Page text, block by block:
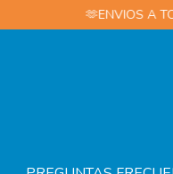
🫶ENVIOS A TODO EL PAIS -